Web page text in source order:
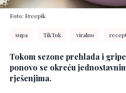
Foto: Freepik
supa TikTok viralno
Tokom sezone prehlada i
ponovo se okreću
rješenjima.